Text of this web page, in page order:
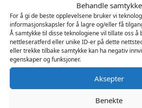
Behandle samtykke
For å gi de beste opplevelsene bruker vi
informasjonskapsler for å lagre og/eller få
Å samtykke til disse teknologiene vil tillate oss å
nettleseratferd eller unike ID-er på dette
eller trekke tilbake samtykke kan ha negativ
egenskaper og funksjoner.
Aksepter
Benekte
På lager
Master
of
the
House
Pin
-
PLAY
Legg I Handlekurv
Produktnummer:MRWN11082
Kategorier:
Master of the House